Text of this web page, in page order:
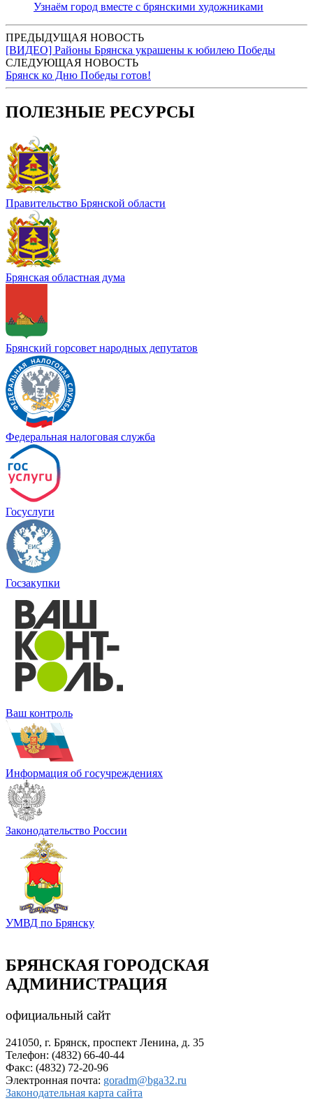
Узнаём город вместе с брянскими художниками
ПРЕДЫДУЩАЯ НОВОСТЬ
[ВИДЕО] Районы Брянска украшены к юбилею Победы
СЛЕДУЮЩАЯ НОВОСТЬ
Брянск ко Дню Победы готов!
ПОЛЕЗНЫЕ РЕСУРСЫ
Правительство Брянской области
Брянская областная дума
Брянский горсовет народных депутатов
Федеральная налоговая служба
Госуслуги
Госзакупки
Ваш контроль
Информация об госучреждениях
Законодательство России
УМВД по Брянску
БРЯНСКАЯ ГОРОДСКАЯ
АДМИНИСТРАЦИЯ
официальный сайт
241050, г. Брянск, проспект Ленина, д. 35
Телефон: (4832) 66-40-44
Факс: (4832) 72-20-96
Электронная почта: goradm@bga32.ru
Законодательная карта сайта